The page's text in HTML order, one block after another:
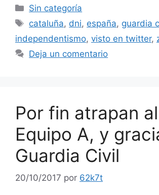
Categorías
Sin categoría
Etiquetas
cataluña, dni, españa, guardia
independentismo, visto en twitter,
Deja un comentario
Por fin atrapan al
Equipo A, y
Guardia Civil
20/10/2017 por 62k7t